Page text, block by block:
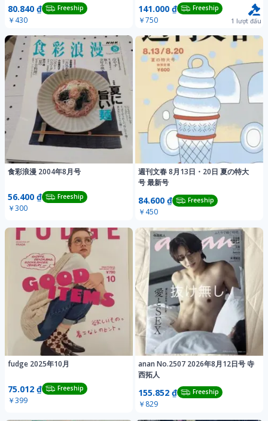
80.840 ₫ Freeship
￥430
141.000 ₫ Freeship
￥750 1 lượt đấu
食彩浪漫 2004年8月号
56.400 ₫ Freeship
￥300
週刊文春 8月13日・20日 夏の特大
号 最新号
84.600 ₫ Freeship
￥450
fudge 2025年10月
75.012 ₫ Freeship
￥399
anan No.2507 2026年8月12日号 寺
西拓人
155.852 ₫ Freeship
￥829